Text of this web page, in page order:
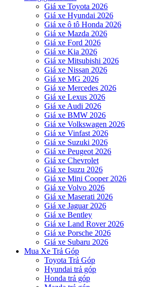
Giá xe Toyota 2026
Giá xe Hyundai 2026
Giá xe ô tô Honda 2026
Giá xe Mazda 2026
Giá xe Ford 2026
Giá xe Kia 2026
Giá xe Mitsubishi 2026
Giá xe Nissan 2026
Giá xe MG 2026
Giá xe Mercedes 2026
Giá xe Lexus 2026
Giá xe Audi 2026
Giá xe BMW 2026
Giá xe Volkswagen 2026
Giá xe Vinfast 2026
Giá xe Suzuki 2026
Giá xe Peugeot 2026
Giá xe Chevrolet
Giá xe Isuzu 2026
Giá xe Mini Cooper 2026
Giá xe Volvo 2026
Giá xe Maserati 2026
Giá xe Jaguar 2026
Giá xe Bentley
Giá xe Land Rover 2026
Giá xe Porsche 2026
Giá xe Subaru 2026
Mua Xe Trả Góp
Toyota Trả Góp
Hyundai trả góp
Honda trả góp